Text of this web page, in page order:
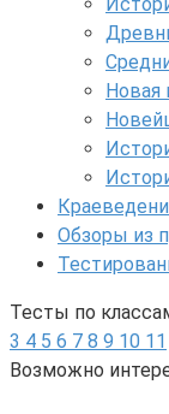
Новая
Обзоры из
Тесты по
3 4 5 6 7 8 9 10 11
Возможно